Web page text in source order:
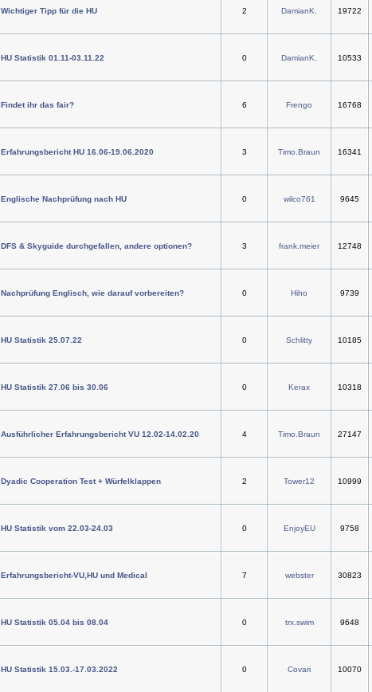
Wichtiger Tipp für die HU 2 DamianK. 19722
HU Statistik 01.11-03.11.22 0 DamianK. 10533
Findet ihr das fair? 6 Frengo 16768
Erfahrungsbericht HU 16.06-19.06.2020 3 Timo.Braun 16341
Englische Nachprüfung nach HU 0 wilco761 9645
DFS & Skyguide durchgefallen, andere optionen? 3 frank.meier 12748
Nachprüfung Englisch, wie darauf vorbereiten? 0 Hiho 9739
HU Statistik 25.07.22 0 Schlitty 10185
HU Statistik 27.06 bis 30.06 0 Kerax 10318
Ausführlicher Erfahrungsbericht VU 12.02-14.02.20 4 Timo.Braun 27147
Dyadic Cooperation Test + Würfelklappen 2 Tower12 10999
HU Statistik vom 22.03-24.03 0 EnjoyEU 9758
Erfahrungsbericht-VU,HU und Medical 7 webster 30823
HU Statistik 05.04 bis 08.04 0 trx.swim 9648
HU Statistik 15.03.-17.03.2022 0 Covari 10070